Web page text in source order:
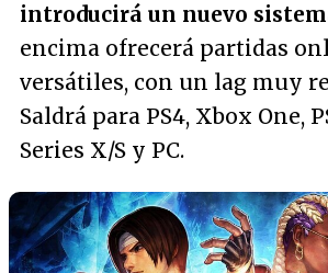
introducirá un nuevo
encima ofrecerá partidas
versátiles, con un lag muy
Saldrá para PS4, Xbox One,
Series X/S y PC.